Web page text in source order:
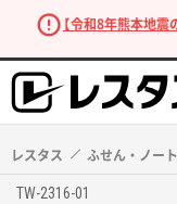
【令和8年熊本地震
レスタス ふせん・ノー
TW-2316-01